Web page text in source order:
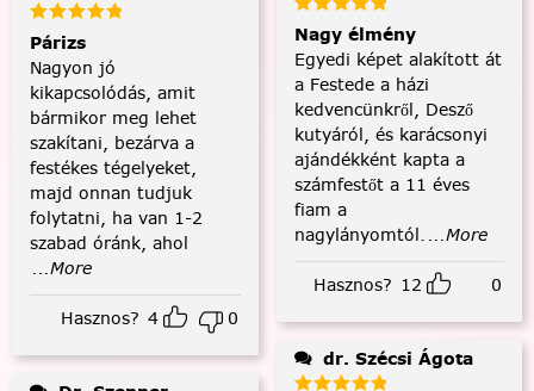
Párizs
Nagyon jó
kikapcsolódás, amit
bármikor meg lehet
szakítani, bezárva a
festékes tégelyeket,
majd onnan tudjuk
folytatni, ha van 1-2
szabad óránk, ahol
...More
Hasznos? 4 0
Nagy élmény
Egyedi képet alakított át
a Festede a házi
kedvencünkről, Desző
kutyáról, és karácsonyi
ajándékként kapta a
számfestőt a 11 éves
fiam a
nagylányomtól. ...More
Hasznos? 12 0
dr. Szécsi Ágota